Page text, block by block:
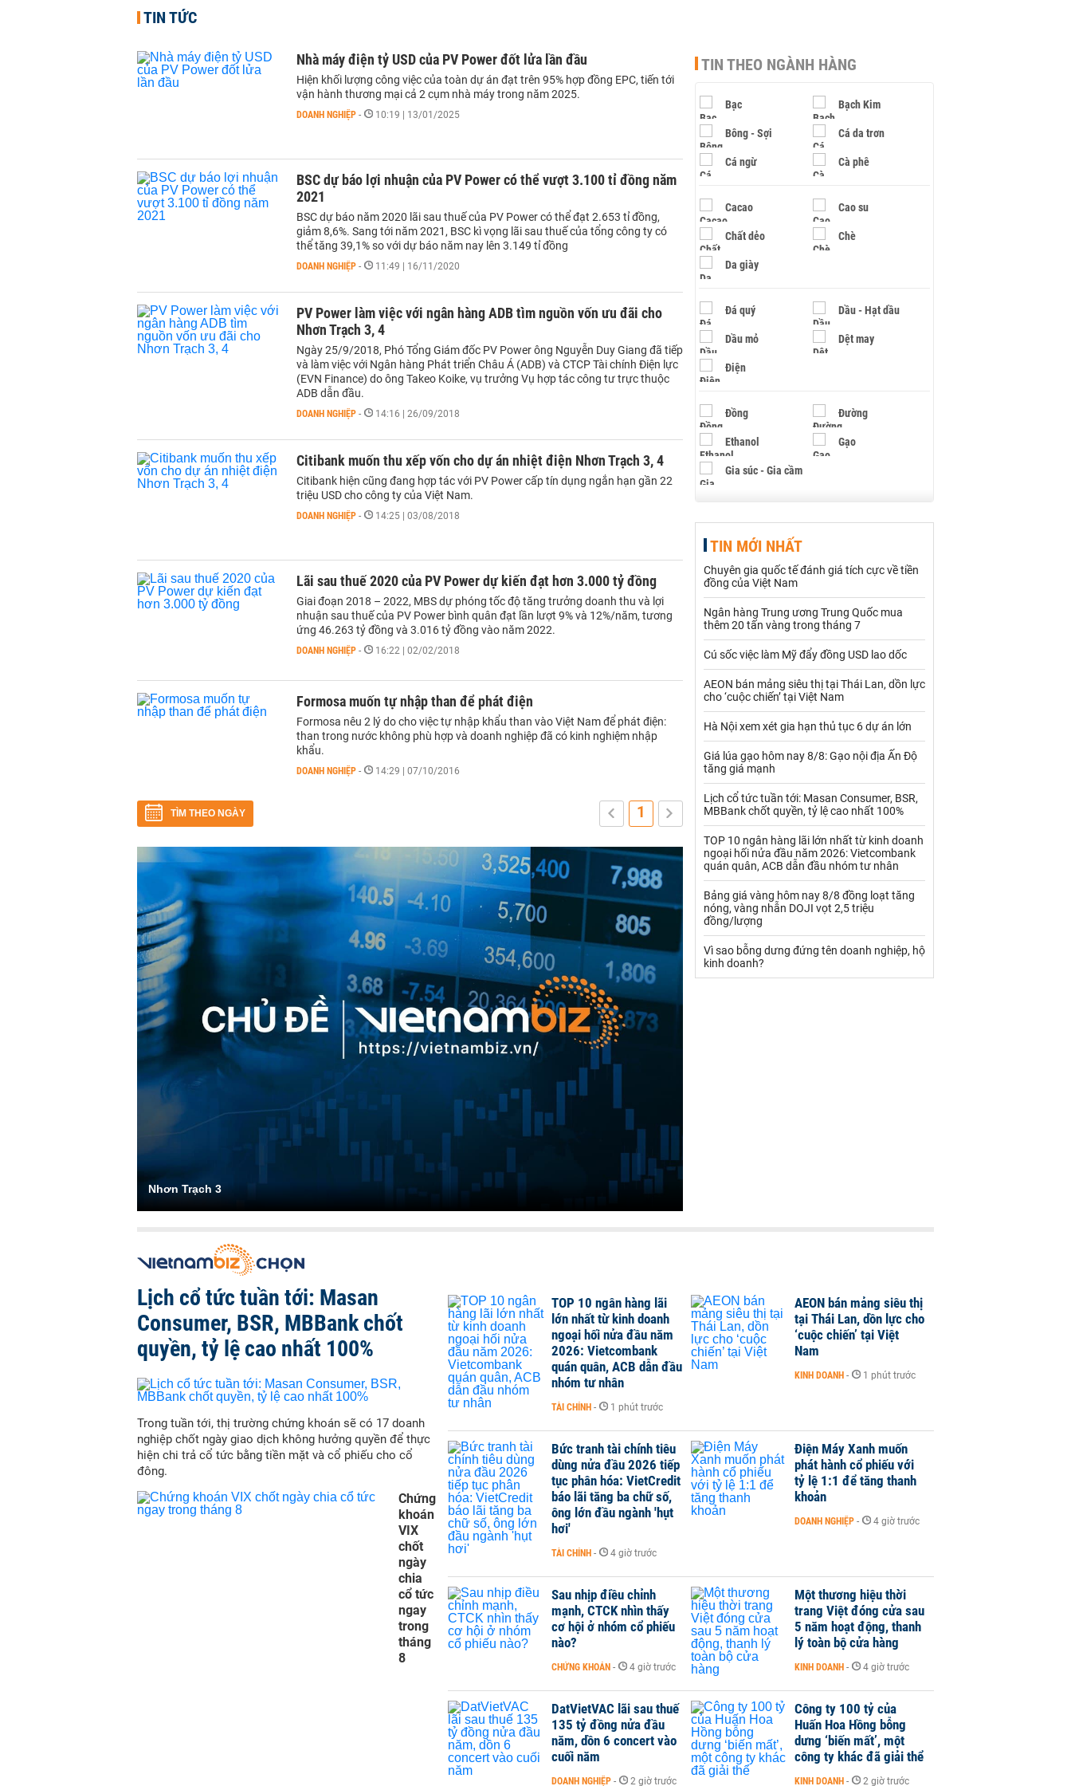
TIN TỨC
Nhà máy điện tỷ USD của PV Power đốt lửa lần đầu
Hiện khối lượng công việc của toàn dự án đạt trên 95% hợp đồng EPC, tiến tới
vận hành thương mại cả 2 cụm nhà máy trong năm 2025.
DOANH NGHIỆP - 10:19 | 13/01/2025
BSC dự báo lợi nhuận của PV Power có thể vượt 3.100 tỉ đồng năm
2021
BSC dự báo năm 2020 lãi sau thuế của PV Power có thể đạt 2.653 tỉ đồng,
giảm 8,6%. Sang tới năm 2021, BSC kì vọng lãi sau thuế của tổng công ty có
thể tăng 39,1% so với dự báo năm nay lên 3.149 tỉ đồng
DOANH NGHIỆP - 11:49 | 16/11/2020
PV Power làm việc với ngân hàng ADB tìm nguồn vốn ưu đãi cho
Nhơn Trạch 3, 4
Ngày 25/9/2018, Phó Tổng Giám đốc PV Power ông Nguyễn Duy Giang đã tiếp
và làm việc với Ngân hàng Phát triển Châu Á (ADB) và CTCP Tài chính Điện lực
(EVN Finance) do ông Takeo Koike, vụ trưởng Vụ hợp tác công tư trực thuộc
ADB dẫn đầu.
DOANH NGHIỆP - 14:16 | 26/09/2018
Citibank muốn thu xếp vốn cho dự án nhiệt điện Nhơn Trạch 3, 4
Citibank hiện cũng đang hợp tác với PV Power cấp tín dụng ngắn hạn gần 22
triệu USD cho công ty của Việt Nam.
DOANH NGHIỆP - 14:25 | 03/08/2018
Lãi sau thuế 2020 của PV Power dự kiến đạt hơn 3.000 tỷ đồng
Giai đoạn 2018 – 2022, MBS dự phóng tốc độ tăng trưởng doanh thu và lợi
nhuận sau thuế của PV Power bình quân đạt lần lượt 9% và 12%/năm, tương
ứng 46.263 tỷ đồng và 3.016 tỷ đồng vào năm 2022.
DOANH NGHIỆP - 16:22 | 02/02/2018
Formosa muốn tự nhập than để phát điện
Formosa nêu 2 lý do cho việc tự nhập khẩu than vào Việt Nam để phát điện:
than trong nước không phù hợp và doanh nghiệp đã có kinh nghiệm nhập
khẩu.
DOANH NGHIỆP - 14:29 | 07/10/2016
TÌM THEO NGÀY 1
Nhơn Trạch 3
TIN THEO NGÀNH HÀNG
Bạc Bạch Kim
Bông - Sợi Cá da trơn
Cá ngừ Cà phê
Cacao Cao su
Chất dẻo Chè
Da giày
Đá quý Dầu - Hạt dầu
Dầu mỏ Dệt may
Điện
Đồng Đường
Ethanol Gạo
Gia súc - Gia cầm
Hạt điều
Khí đốt
Kim loại khác Mắc ca
Muối Ngũ cốc
Nhựa - Hạt nhựa
Palladium Phân bón
Rau - Củ -Quả Sắt thép
Sữa
Than Thức ăn chăn nuôi
Thủy hải sản khác Tôm
Vàng
VLXD khác
Xi măng - Clynker
TIN MỚI NHẤT
Chuyên gia quốc tế đánh giá tích cực về tiền
đồng của Việt Nam
Ngân hàng Trung ương Trung Quốc mua
thêm 20 tấn vàng trong tháng 7
Cú sốc việc làm Mỹ đẩy đồng USD lao dốc
AEON bán mảng siêu thị tại Thái Lan, dồn lực
cho ‘cuộc chiến’ tại Việt Nam
Hà Nội xem xét gia hạn thủ tục 6 dự án lớn
Giá lúa gạo hôm nay 8/8: Gạo nội địa Ấn Độ
tăng giá mạnh
Lịch cổ tức tuần tới: Masan Consumer, BSR,
MBBank chốt quyền, tỷ lệ cao nhất 100%
TOP 10 ngân hàng lãi lớn nhất từ kinh doanh
ngoại hối nửa đầu năm 2026: Vietcombank
quán quân, ACB dẫn đầu nhóm tư nhân
Bảng giá vàng hôm nay 8/8 đồng loạt tăng
nóng, vàng nhẫn DOJI vọt 2,5 triệu
đồng/lượng
Vì sao bỗng dưng đứng tên doanh nghiệp, hộ
kinh doanh?
Lịch cổ tức tuần tới: Masan
Consumer, BSR, MBBank chốt
quyền, tỷ lệ cao nhất 100%
Trong tuần tới, thị trường chứng khoán sẽ có 17 doanh
nghiệp chốt ngày giao dịch không hưởng quyền để thực
hiện chi trả cổ tức bằng tiền mặt và cổ phiếu cho cổ
đông.
Chứng
khoán
VIX
chốt
ngày
chia
cổ tức
ngay
trong
tháng
8
TOP 10 ngân hàng lãi
lớn nhất từ kinh doanh
ngoại hối nửa đầu năm
2026: Vietcombank
quán quân, ACB dẫn đầu
nhóm tư nhân
TÀI CHÍNH - 1 phút trước
AEON bán mảng siêu thị
tại Thái Lan, dồn lực cho
‘cuộc chiến’ tại Việt
Nam
KINH DOANH - 1 phút trước
Bức tranh tài chính tiêu
dùng nửa đầu 2026 tiếp
tục phân hóa: VietCredit
báo lãi tăng ba chữ số,
ông lớn đầu ngành 'hụt
hơi'
TÀI CHÍNH - 4 giờ trước
Điện Máy Xanh muốn
phát hành cổ phiếu với
tỷ lệ 1:1 để tăng thanh
khoản
DOANH NGHIỆP - 4 giờ trước
Sau nhịp điều chỉnh
mạnh, CTCK nhìn thấy
cơ hội ở nhóm cổ phiếu
nào?
CHỨNG KHOÁN - 4 giờ trước
Một thương hiệu thời
trang Việt đóng cửa sau
5 năm hoạt động, thanh
lý toàn bộ cửa hàng
KINH DOANH - 4 giờ trước
DatVietVAC lãi sau thuế
135 tỷ đồng nửa đầu
năm, dồn 6 concert vào
cuối năm
DOANH NGHIỆP - 2 giờ trước
Công ty 100 tỷ của
Huấn Hoa Hồng bỗng
dưng ‘biến mất’, một
công ty khác đã giải thể
KINH DOANH - 2 giờ trước